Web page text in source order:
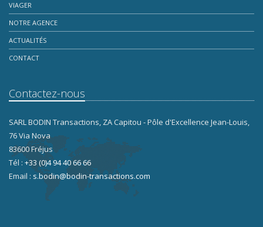
VIAGER
NOTRE AGENCE
ACTUALITÉS
CONTACT
Contactez-nous
SARL BODIN Transactions, ZA Capitou - Pôle d'Excellence Jean-Louis,
76 Via Nova
83600 Fréjus
Tél : +33 (0)4 94 40 66 66
Email : s.bodin@bodin-transactions.com